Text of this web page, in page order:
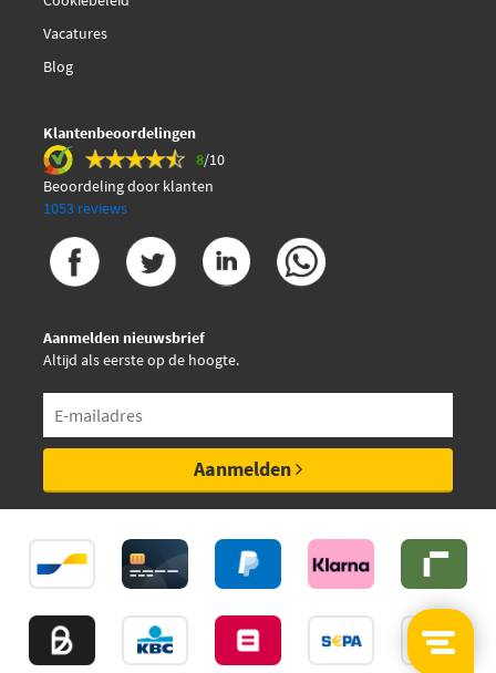
Vacatures
Blog
Klantenbeoordelingen
8/10
Beoordeling door klanten
1053 reviews
Aanmelden nieuwsbrief
Altijd als eerste op de hoogte.
Aanmelden